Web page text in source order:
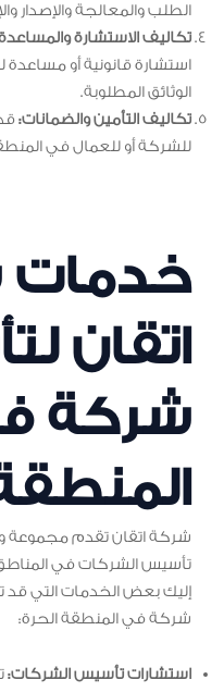
الطلب والمعالجة والإصدار
تكاليف الاستشارة والمساعدة
استشارة قانونية أو
الوثائق المطلوبة.
تكاليف التأمين والضمانات:
للشركة أو للعمال في
خدمات
اتقان
شركة
شركة اتقان تقدم مجموعة
تأسيس الشركات في المناطق
إليك بعض الخدمات التي
شركة في المنطقة الحرة:
استشارات تأسيس الشركات: